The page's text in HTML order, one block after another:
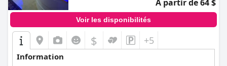
À partir de 64 $
Voir les disponibilités
$ +5
Information